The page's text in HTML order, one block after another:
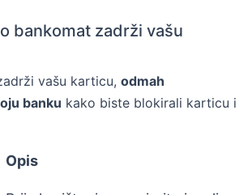
bankomat zadrži vašu
vašu karticu, odmah
banku kako biste blokirali karticu i
Opis